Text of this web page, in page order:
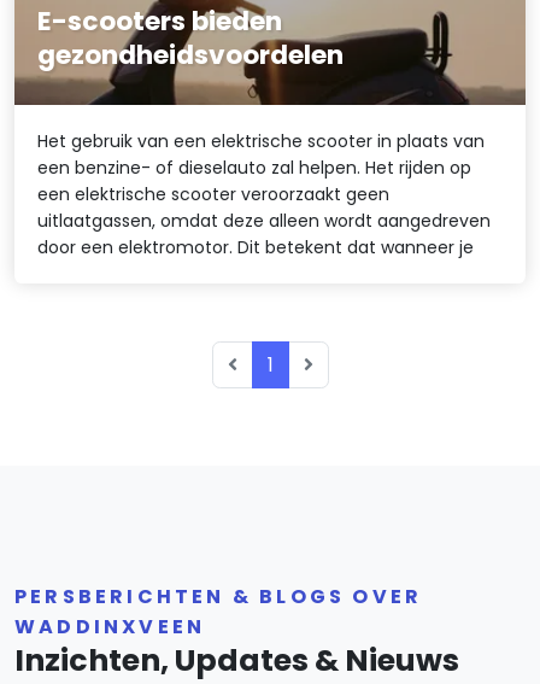
E-scooters bieden
gezondheidsvoordelen
Het gebruik van een elektrische scooter in plaats van
een benzine- of dieselauto zal helpen. Het rijden op
een elektrische scooter veroorzaakt geen
uitlaatgassen, omdat deze alleen wordt aangedreven
door een elektromotor. Dit betekent dat wanneer je
1
PERSBERICHTEN & BLOGS OVER
WADDINXVEEN
Inzichten, Updates & Nieuws